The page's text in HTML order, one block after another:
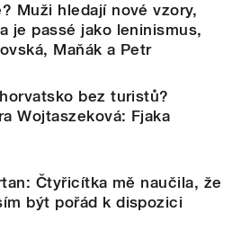
Muži hledají nové vzory,
je passé jako leninismus,
Maňák a Petr
bez turistů?
Wojtaszeková: Fjaka
Čtyřicítka mě naučila, že
být pořád k dispozici